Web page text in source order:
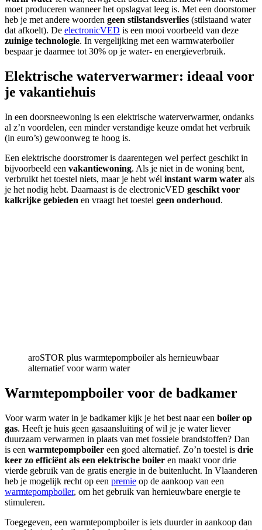
moet produceren wanneer het opslagvat leeg is. Met een doorstomer
heb je met andere woorden geen stilstandsverlies (stilstaand water
dat afkoelt). De electronicVED is een mooi voorbeeld van deze
zuinige technologie. In vergelijking met een warmwaterboiler
bespaar je daarmee tot 30% op je water- en energieverbruik.
Elektrische waterverwarmer: ideaal voor
je vakantiehuis
In een doorsneewoning is een elektrische waterverwarmer, ondanks
al z’n voordelen, een minder verstandige keuze omdat het verbruik
(in euro’s) gewoonweg te hoog is.
Een elektrische doorstromer is daarentegen wel perfect geschikt in
bijvoorbeeld een vakantiewoning. Als je niet in de woning bent,
verbruikt het toestel niets, maar je hebt wél instant warm water als
je het nodig hebt. Daarnaast is de electronicVED geschikt voor
kalkrijke gebieden en vraagt het toestel geen onderhoud.
aroSTOR plus warmtepompboiler als hernieuwbaar
alternatief voor warm water
Warmtepompboiler voor de badkamer
Voor warm water in je badkamer kijk je het best naar een boiler op
gas. Heeft je huis geen gasaansluiting of wil je je water liever
duurzaam verwarmen in plaats van met fossiele brandstoffen? Dan
is een warmtepompboiler een goed alternatief. Zo’n toestel is drie
keer zo efficiënt als een elektrische boiler en maakt voor drie
vierde gebruik van de gratis energie in de buitenlucht. In Vlaanderen
heb je mogelijk recht op een premie op de aankoop van een
warmtepompboiler, om het gebruik van hernieuwbare energie te
stimuleren.
Toegegeven, een warmtepompboiler is iets duurder in aankoop dan